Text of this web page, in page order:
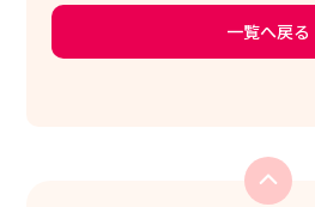
一覧へ戻る